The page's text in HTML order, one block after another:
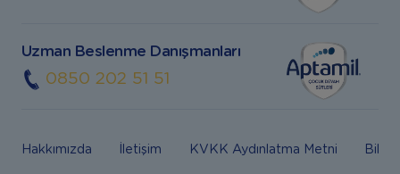
Uzman Beslenme Danışmanları
0850 202 51 51
Hakkımızda İletişim KVKK Aydınlatma Metni Bilgi